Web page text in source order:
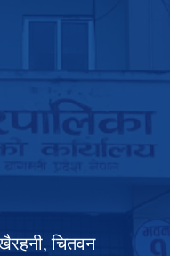
चितवन